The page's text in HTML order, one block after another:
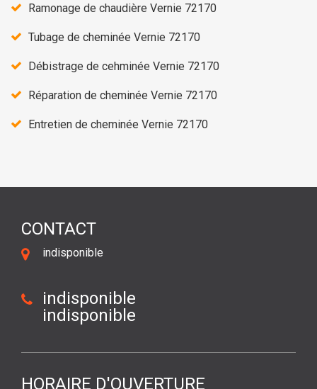
Ramonage de chaudière Vernie 72170
Tubage de cheminée Vernie 72170
Débistrage de cehminée Vernie 72170
Réparation de cheminée Vernie 72170
Entretien de cheminée Vernie 72170
CONTACT
indisponible
indisponible
indisponible
HORAIRE D'OUVERTURE